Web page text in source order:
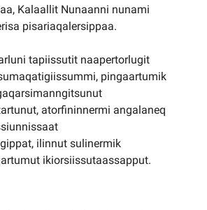
Kalaallit Nunaanni nunami
pisariaqalersippaa.
tapiissutit naapertorlugit
pingaartumik
atorfininnermi angalaneq
ilinnut sulinermik
ikiorsiissutaassapput.